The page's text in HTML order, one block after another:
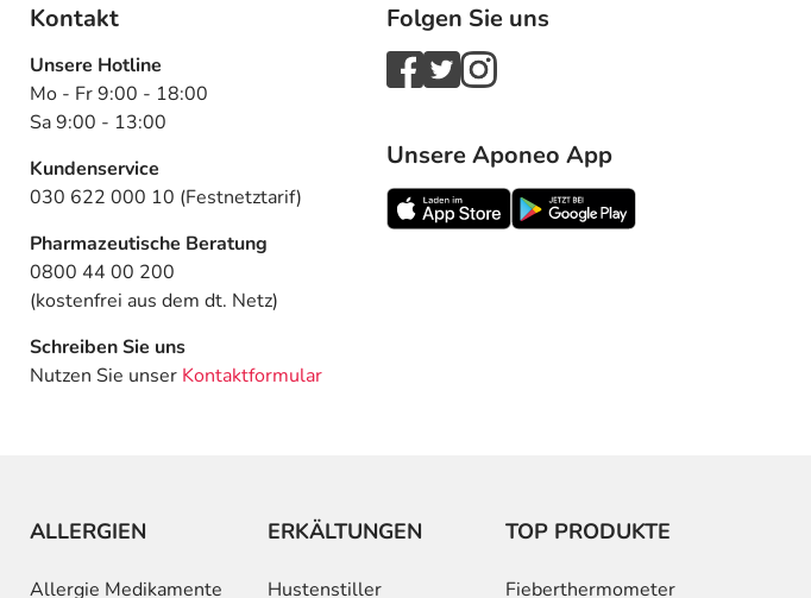
Kontakt
Unsere Hotline
Mo - Fr 9:00 - 18:00
Sa 9:00 - 13:00
Kundenservice
030 622 000 10 (Festnetztarif)
Pharmazeutische Beratung
0800 44 00 200
(kostenfrei aus dem dt. Netz)
Schreiben Sie uns
Nutzen Sie unser Kontaktformular
Folgen Sie uns
Unsere Aponeo App
ALLERGIEN
Allergie Medikamente
ERKÄLTUNGEN
Hustenstiller
TOP PRODUKTE
Fieberthermometer